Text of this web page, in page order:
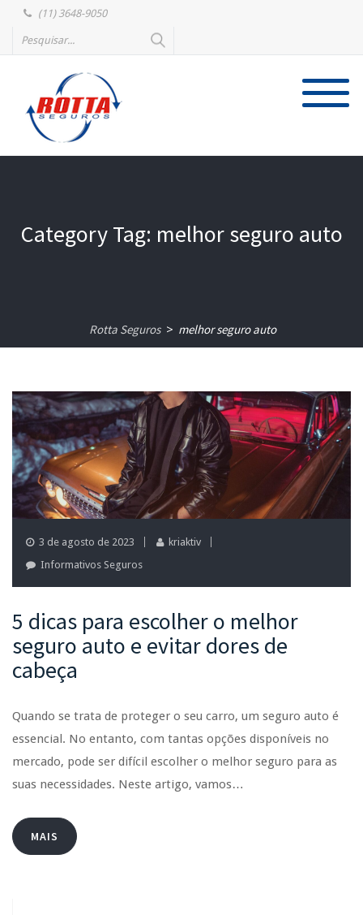
(11) 3648-9050
Category Tag: melhor seguro auto
Rotta Seguros > melhor seguro auto
3 de agosto de 2023
kriaktiv
Informativos Seguros
5 dicas para escolher o melhor
seguro auto e evitar dores de
cabeça
Quando se trata de proteger o seu carro, um seguro auto é
essencial. No entanto, com tantas opções disponíveis no
mercado, pode ser difícil escolher o melhor seguro para as
suas necessidades. Neste artigo, vamos…
MAIS